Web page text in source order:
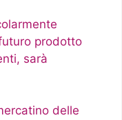
prodotto
sarà
delle